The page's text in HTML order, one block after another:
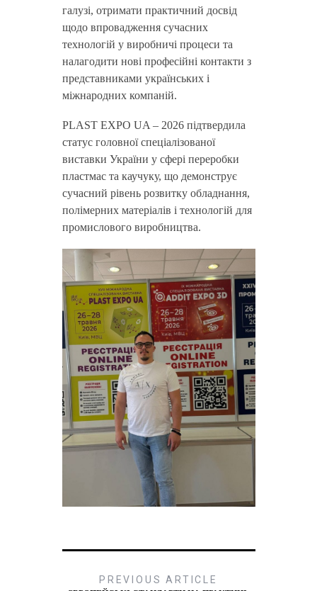
галузі, отримати практичний досвід
щодо впровадження сучасних
технологій у виробничі процеси та
налагодити нові професійні контакти з
представниками українських і
міжнародних компаній.
PLAST EXPO UA – 2026 підтвердила
статус головної спеціалізованої
виставки України у сфері переробки
пластмас та каучуку, що демонструє
сучасний рівень розвитку обладнання,
полімерних матеріалів і технологій для
промислового виробництва.
PREVIOUS ARTICLE